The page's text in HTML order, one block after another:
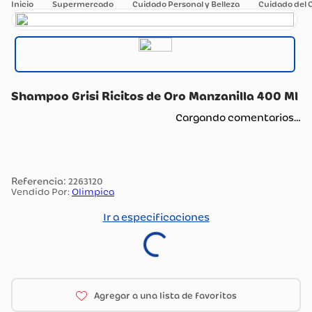
Supermercado Cuidado Personal y Belleza Cuidado del
Shampoo Grisi Ricitos de Oro Manzanilla 400 Ml
Cargando comentarios…
: 2263120
Vendido Por: Olimpica
Ir a especificaciones